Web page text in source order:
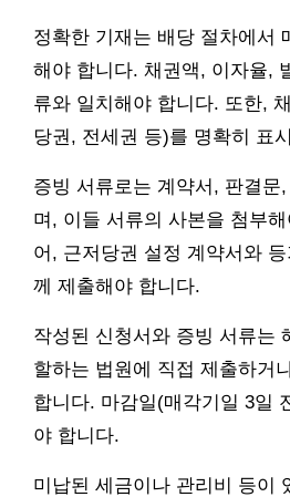
정확한 기재는 배당 절차에서
해야 합니다. 채권액, 이자율,
류와 일치해야 합니다. 또한,
당권, 전세권 등)를 명확히 표
증빙 서류로는 계약서, 판결문
며, 이들 서류의 사본을 첨부
어, 근저당권 설정 계약서와
께 제출해야 합니다.
작성된 신청서와 증빙 서류는
할하는 법원에 직접 제출하거
합니다. 마감일(매각기일 3일
야 합니다.
미납된 세금이나 관리비 등이